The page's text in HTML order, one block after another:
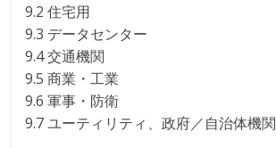
9.2 住宅用
9.3 データセンター
9.4 交通機関
9.5 商業・工業
9.6 軍事・防衛
9.7 ユーティリティ、政府／自治体機関